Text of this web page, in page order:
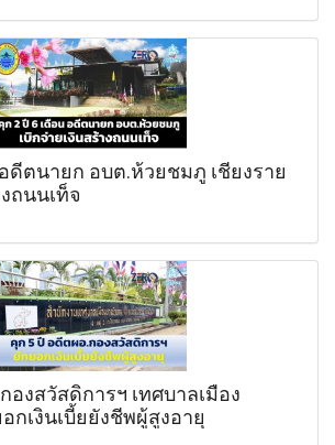
ดีตนายก อบต.ห้วยชมภู เชียงราย
ถนนเท็จ
องสวัสดิการฯ เทศบาลเมือง
กเงินเบี้ยยังชีพผู้สูงอายุ